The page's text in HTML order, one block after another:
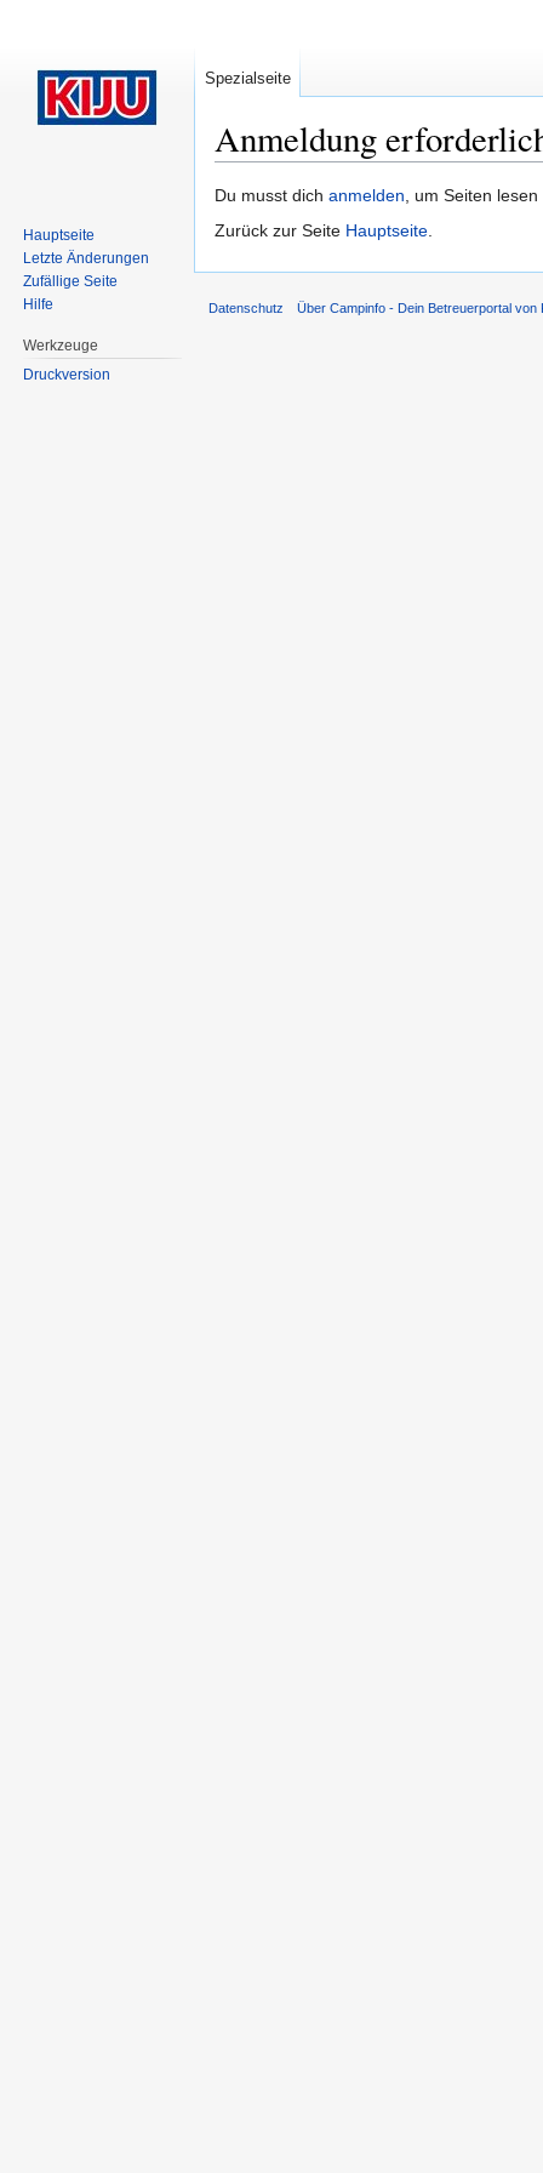
Anmeldung
Du musst dich anmelden, um Seiten
Zurück zur Seite Hauptseite.
Spezialseite
Hauptseite
Letzte Änderungen
Zufällige Seite
Hilfe
Werkzeuge
Druckversion
Datenschutz Über Campinfo - Dein Betreuerportal